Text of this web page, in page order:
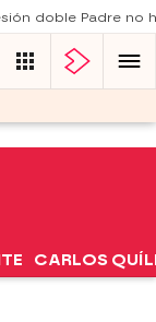
doble Padre no
CARLOS